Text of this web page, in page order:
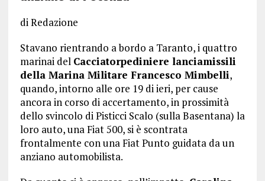
di Redazione
Stavano rientrando a bordo a Taranto, i quattro
marinai del Cacciatorpediniere lanciamissili
della Marina Militare Francesco Mimbelli,
quando, intorno alle ore 19 di ieri, per cause
ancora in corso di accertamento, in prossimità
dello svincolo di Pisticci Scalo (sulla Basentana) la
loro auto, una Fiat 500, si è scontrata
frontalmente con una Fiat Punto guidata da un
anziano automobilista.